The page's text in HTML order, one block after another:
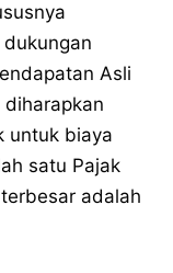
Asli
diharapkan
untuk biaya
satu Pajak
adalah